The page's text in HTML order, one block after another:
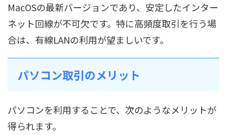
MacOSの最新バージョンであり、安定したインター
ネット回線が不可欠です。特に高頻度取引を行う場
合は、有線LANの利用が望ましいです。
パソコン取引のメリット
パソコンを利用することで、次のようなメリットが
得られます。